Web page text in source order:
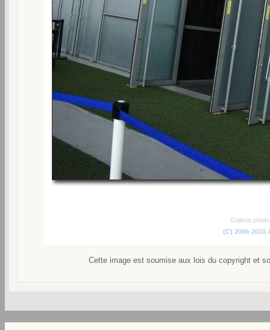
Galerie
(C) 2006-2010
Cette image est soumise aux lois du copyright et